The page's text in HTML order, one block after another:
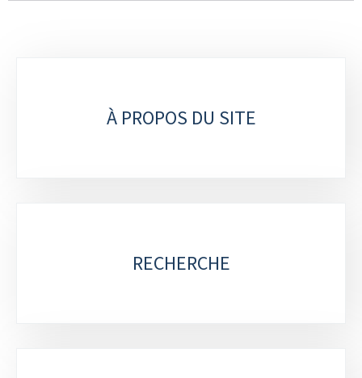
À PROPOS DU SITE
RECHERCHE